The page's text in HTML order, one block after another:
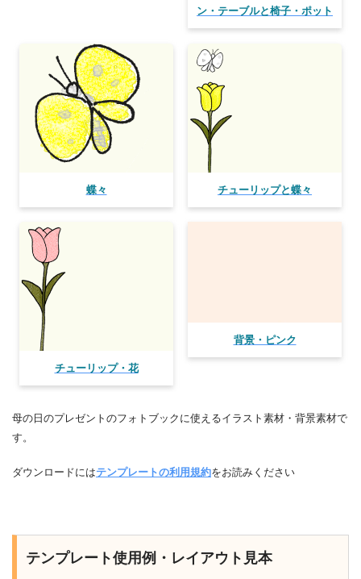
ン・テーブルと椅子・ポット
蝶々 チューリップと蝶々
チューリップ・花
背景・ピンク
母の日のプレゼントのフォトブックに使えるイラスト素材・背景素材で
す。
ダウンロードにはテンプレートの利用規約をお読みください
テンプレート使用例・レイアウト見本